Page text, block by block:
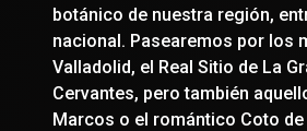
botánico de nuestra región,
nacional. Pasearemos por los
Valladolid, el Real Sitio de La
Cervantes, pero también
Marcos o el romántico Coto